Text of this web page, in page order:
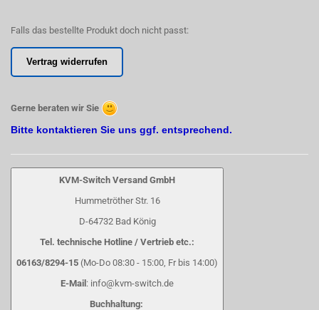
Falls das bestellte Produkt doch nicht passt:
Vertrag widerrufen
Gerne beraten wir Sie
Bitte kontaktieren Sie uns ggf. entsprechend.
KVM-Switch Versand GmbH
Hummetröther Str. 16
D-64732 Bad König
Tel. technische Hotline / Vertrieb etc.:
06163/8294-15 (Mo-Do 08:30 - 15:00, Fr bis 14:00)
E-Mail : info@kvm-switch.de
Buchhaltung: